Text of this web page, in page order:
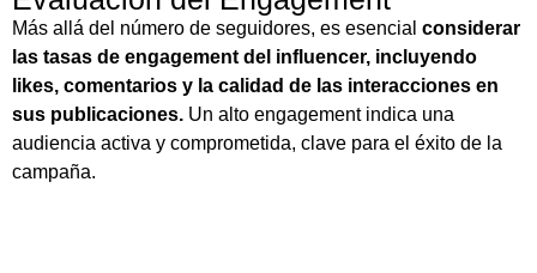
Más allá del número de seguidores, es esencial considerar
las tasas de engagement del influencer, incluyendo
likes, comentarios y la calidad de las interacciones en
sus publicaciones. Un alto engagement indica una
audiencia activa y comprometida, clave para el éxito de la
campaña.